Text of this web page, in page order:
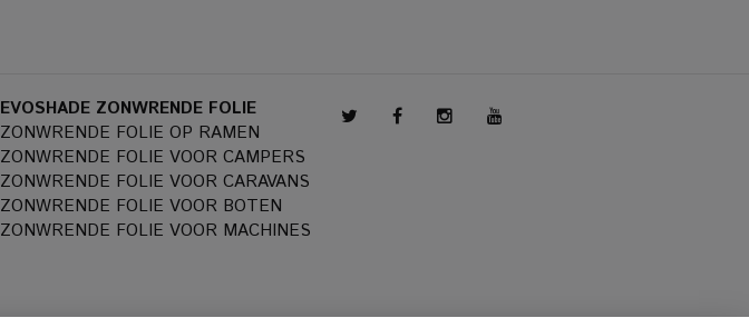
EVOSHADE ZONWRENDE FOLIE
ZONWRENDE FOLIE OP RAMEN
ZONWRENDE FOLIE VOOR CAMPERS
ZONWRENDE FOLIE VOOR CARAVANS
ZONWRENDE FOLIE VOOR BOTEN
ZONWRENDE FOLIE VOOR MACHINES